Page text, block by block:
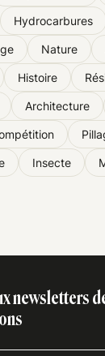
Hydrocarbures
Nature
Histoire
Architecture
Insecte
newsletters